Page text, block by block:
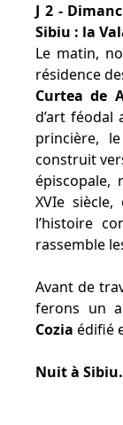
J 2 -
Sibiu : la
Le matin,
résidence
Curtea de
d’art féodal
princière,
construit
épiscopale,
XVIe
l’histoire
rassemble
Avant de
ferons un
Cozia édifié
Nuit à Sibiu.